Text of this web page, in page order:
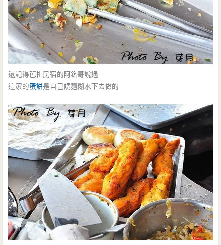
還記得芭扎民宿的阿銘哥說過
這家的蛋餅是自己調麵糊水下去做的